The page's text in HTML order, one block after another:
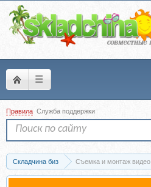
☰
Правила Служба поддержки
Складчина биз Съемка и монтаж видео